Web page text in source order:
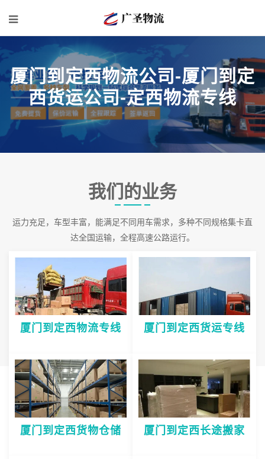
厦门到定西物流公司-厦门到定
西货运公司-定西物流专线
我们的业务
运力充足，车型丰富，能满足不同用车需求，多种不同规格集卡直
达全国运输，全程高速公路运行。
厦门到定西物流专线 厦门到定西货运专线
厦门到定西货物仓储 厦门到定西长途搬家